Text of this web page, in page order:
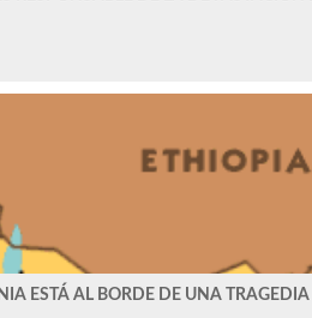
ESTÁ AL BORDE DE UNA